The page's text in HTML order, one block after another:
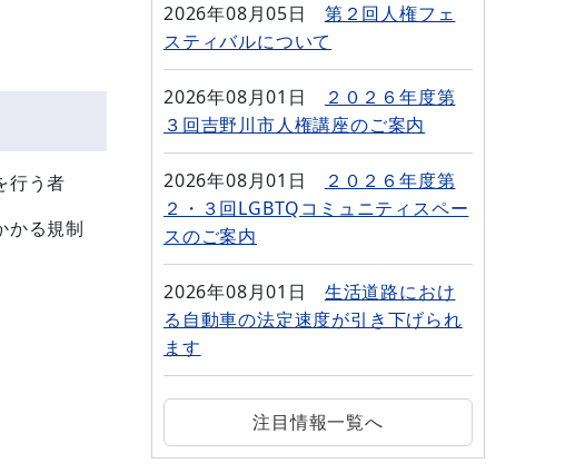
行う者
かる規制
2026年08月05日
第２回人権フェ
スティバルについて
2026年08月01日
２０２６年度第
３回吉野川市人権講座のご案内
2026年08月01日
２０２６年度第
２・３回LGBTQコミュニティスペー
スのご案内
2026年08月01日
生活道路におけ
る自動車の法定速度が引き下げられ
ます
注目情報一覧へ